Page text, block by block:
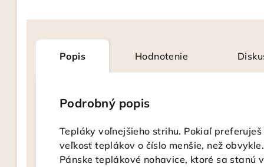
Popis Hodnotenie
Podrobný popis
Tepláky voľnejšieho strihu. Pokiaľ
veľkosť teplákov o číslo menšie, než obvykle.
Pánske teplákové nohavice, ktoré sa stanú